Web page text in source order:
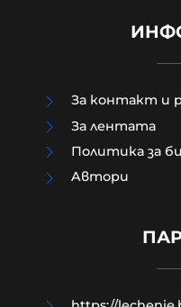
прости
За контакт и
За лентата
Политика за
Aвтори